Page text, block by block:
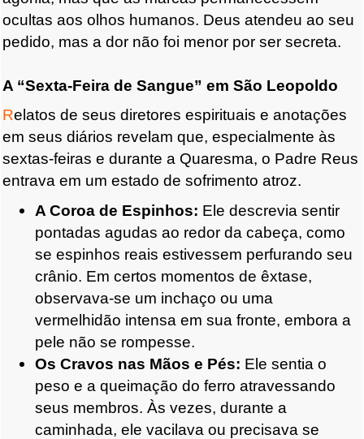
ocultas aos olhos humanos. Deus atendeu ao seu
pedido, mas a dor não foi menor por ser secreta.
A “Sexta-Feira de Sangue” em São Leopoldo
Relatos de seus diretores espirituais e anotações
em seus diários revelam que, especialmente às
sextas-feiras e durante a Quaresma, o Padre Reus
entrava em um estado de sofrimento atroz.
A Coroa de Espinhos: Ele descrevia sentir
pontadas agudas ao redor da cabeça, como
se espinhos reais estivessem perfurando seu
crânio. Em certos momentos de êxtase,
observava-se um inchaço ou uma
vermelhidão intensa em sua fronte, embora a
pele não se rompesse.
Os Cravos nas Mãos e Pés: Ele sentia o
peso e a queimação do ferro atravessando
seus membros. Às vezes, durante a
caminhada, ele vacilava ou precisava se